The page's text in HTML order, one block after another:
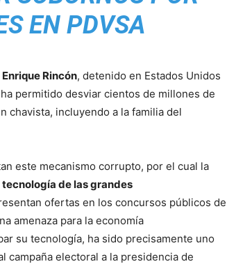
EN PDVSA
Rincón, detenido en Estados Unidos
permitido desviar cientos de millones de
chavista, incluyendo a la familia del
este mecanismo corrupto, por el cual la
tecnología de las grandes
ofertas en los concursos públicos de
amenaza para la economía
su tecnología, ha sido precisamente uno
campaña electoral a la presidencia de